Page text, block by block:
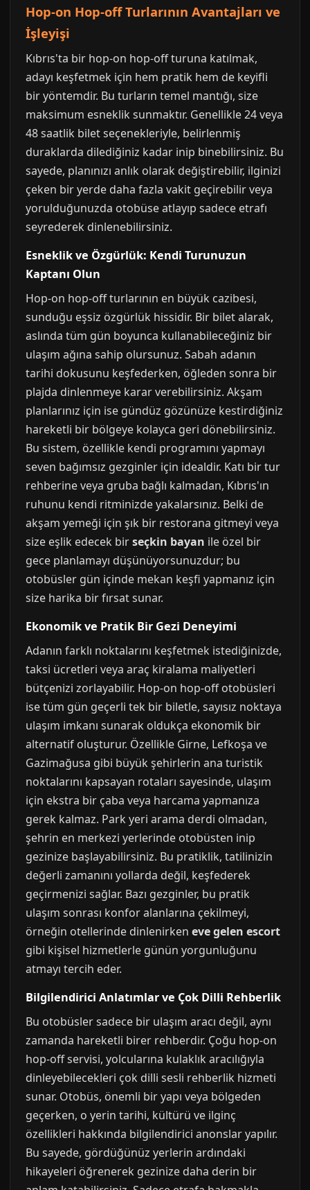
Hop-on Hop-off Turlarının Avantajları ve
İşleyişi
Kıbrıs'ta bir hop-on hop-off turuna katılmak,
adayı keşfetmek için hem pratik hem de keyifli
bir yöntemdir. Bu turların temel mantığı, size
maksimum esneklik sunmaktır. Genellikle 24 veya
48 saatlik bilet seçenekleriyle, belirlenmiş
duraklarda dilediğiniz kadar inip binebilirsiniz. Bu
sayede, planınızı anlık olarak değiştirebilir, ilginizi
çeken bir yerde daha fazla vakit geçirebilir veya
yorulduğunuzda otobüse atlayıp sadece etrafı
seyrederek dinlenebilirsiniz.
Esneklik ve Özgürlük: Kendi Turunuzun
Kaptanı Olun
Hop-on hop-off turlarının en büyük cazibesi,
sunduğu eşsiz özgürlük hissidir. Bir bilet alarak,
aslında tüm gün boyunca kullanabileceğiniz bir
ulaşım ağına sahip olursunuz. Sabah adanın
tarihi dokusunu keşfederken, öğleden sonra bir
plajda dinlenmeye karar verebilirsiniz. Akşam
planlarınız için ise gündüz gözünüze kestirdiğiniz
hareketli bir bölgeye kolayca geri dönebilirsiniz.
Bu sistem, özellikle kendi programını yapmayı
seven bağımsız gezginler için idealdir. Katı bir tur
rehberine veya gruba bağlı kalmadan, Kıbrıs'ın
ruhunu kendi ritminizde yakalarsınız. Belki de
akşam yemeği için şık bir restorana gitmeyi veya
size eşlik edecek birseçkin bayan ile özel bir
gece planlamayı düşünüyorsunuzdur; bu
otobüsler gün içinde mekan keşfi yapmanız için
size harika bir fırsat sunar.
Ekonomik ve Pratik Bir Gezi Deneyimi
Adanın farklı noktalarını keşfetmek istediğinizde,
taksi ücretleri veya araç kiralama maliyetleri
bütçenizi zorlayabilir. Hop-on hop-off otobüsleri
ise tüm gün geçerli tek bir biletle, sayısız noktaya
ulaşım imkanı sunarak oldukça ekonomik bir
alternatif oluşturur. Özellikle Girne, Lefkoşa ve
Gazimağusa gibi büyük şehirlerin ana turistik
noktalarını kapsayan rotaları sayesinde, ulaşım
için ekstra bir çaba veya harcama yapmanıza
gerek kalmaz. Park yeri arama derdi olmadan,
şehrin en merkezi yerlerinde otobüsten inip
gezinize başlayabilirsiniz. Bu pratiklik, tatilinizin
değerli zamanını yollarda değil, keşfederek
geçirmenizi sağlar. Bazı gezginler, bu pratik
ulaşım sonrası konfor alanlarına çekilmeyi,
örneğin otellerinde dinlenirken eve gelen escort
gibi kişisel hizmetlerle günün yorgunluğunu
atmayı tercih eder.
Bilgilendirici Anlatımlar ve Çok Dilli Rehberlik
Bu otobüsler sadece bir ulaşım aracı değil, aynı
zamanda hareketli birer rehberdir. Çoğu hop-on
hop-off servisi, yolcularına kulaklık aracılığıyla
dinleyebilecekleri çok dilli sesli rehberlik hizmeti
sunar. Otobüs, önemli bir yapı veya bölgeden
geçerken, o yerin tarihi, kültürü ve ilginç
özellikleri hakkında bilgilendirici anonslar yapılır.
Bu sayede, gördüğünüz yerlerin ardındaki
hikayeleri öğrenerek gezinize daha derin bir